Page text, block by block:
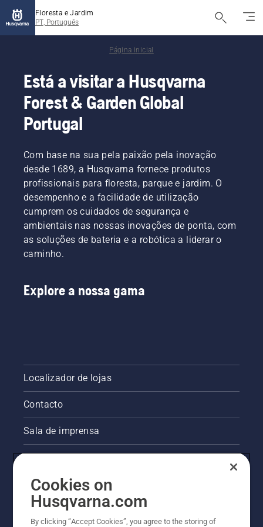
Floresta e Jardim
PT, Português
Página inicial
Está a visitar a Husqvarna
Forest & Garden Global
Portugal
Com base na sua pela paixão pela inovação
desde 1689, a Husqvarna fornece produtos
profissionais para floresta, parque e jardim. O
desempenho e a facilidade de utilização
cumprem os cuidados de segurança e
ambientais nas nossas inovações de ponta, com
as soluções de bateria e a robótica a liderar o
caminho.
Explore a nossa gama
Localizador de lojas
Contacto
Sala de imprensa
Outros websites da Husqvarna
A abordagem da Husqvarna à sustentabilidade
Cookies on
Husqvarna.com
By clicking “Accept Cookies”, you agree to the storing of